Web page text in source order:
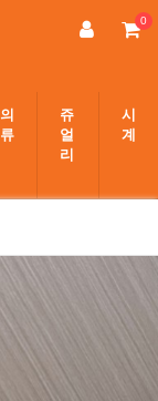
0
의
류
쥬
얼
리
시
계